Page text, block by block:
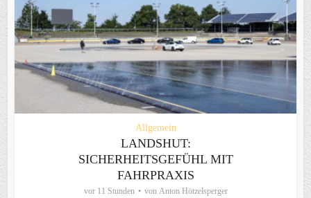
Allgemein
LANDSHUT:
SICHERHEITSGEFÜHL MIT
FAHRPRAXIS
vor 11 Stunden von Anton Hötzelsperger